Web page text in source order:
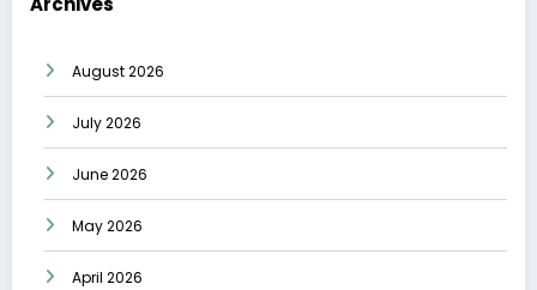
August 2026
July 2026
June 2026
May 2026
April 2026